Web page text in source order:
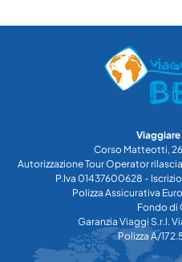
Corso Matteotti, 26
Autorizzazione Tour Operator
P.Iva 01437600628 -
Polizza Assicurativa
Fondo di
Garanzia Viaggi S.r.l.
Polizza A/